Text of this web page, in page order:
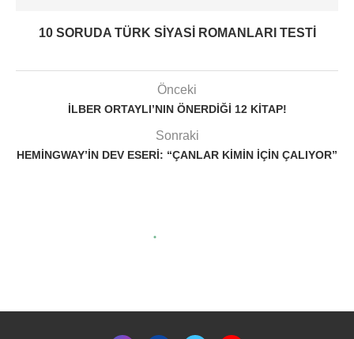
10 SORUDA TÜRK SIYASI ROMANLARI TESTI
Önceki
İLBER ORTAYLI’NIN ÖNERDIĞI 12 KITAP!
Sonraki
HEMINGWAY’IN DEV ESERI: “ÇANLAR KIMIN İÇIN ÇALIYOR”